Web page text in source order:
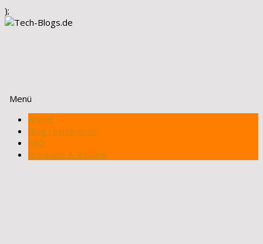
);
Menü
Zum
Inhalt
springen
Artikel
Blog registrieren
FAQ
Produkte & Review